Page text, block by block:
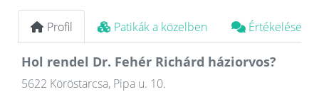
Profil Patikák a közelben Értékelések
Hol rendel Dr. Fehér Richárd háziorvos?
5622 Köröstarcsa, Pipa u. 10.